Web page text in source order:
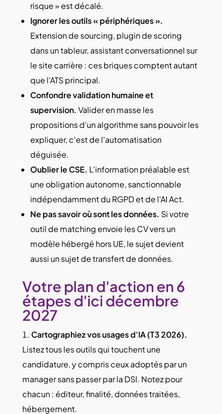
risque » est décalé.
Ignorer les outils « périphériques ».
Extension de sourcing, plugin de scoring
dans un tableur, assistant conversationnel sur
le site carrière : ces briques comptent autant
que l'ATS principal.
Confondre validation humaine et
supervision. Valider en masse les
propositions d'un algorithme sans pouvoir les
expliquer, c'est de l'automatisation
déguisée.
Oublier le CSE. L'information préalable est
une obligation autonome, sanctionnable
indépendamment du RGPD et de l'AI Act.
Ne pas savoir où sont les données. Si votre
outil de matching envoie les CV vers un
modèle hébergé hors UE, le sujet devient
aussi un sujet de transfert de données.
Votre plan d'action en 6
étapes d'ici décembre
2027
Cartographiez vos usages d'IA (T3 2026).
Listez tous les outils qui touchent une
candidature, y compris ceux adoptés par un
manager sans passer par la DSI. Notez pour
chacun : éditeur, finalité, données traitées,
hébergement.